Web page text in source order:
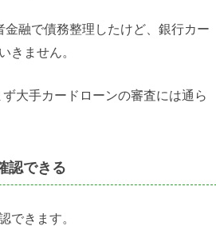
融で債務整理したけど、銀行カー
きません。
大手カードローンの審査には通ら
認できる
できます。